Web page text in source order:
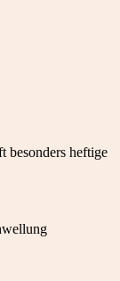
besonders heftige